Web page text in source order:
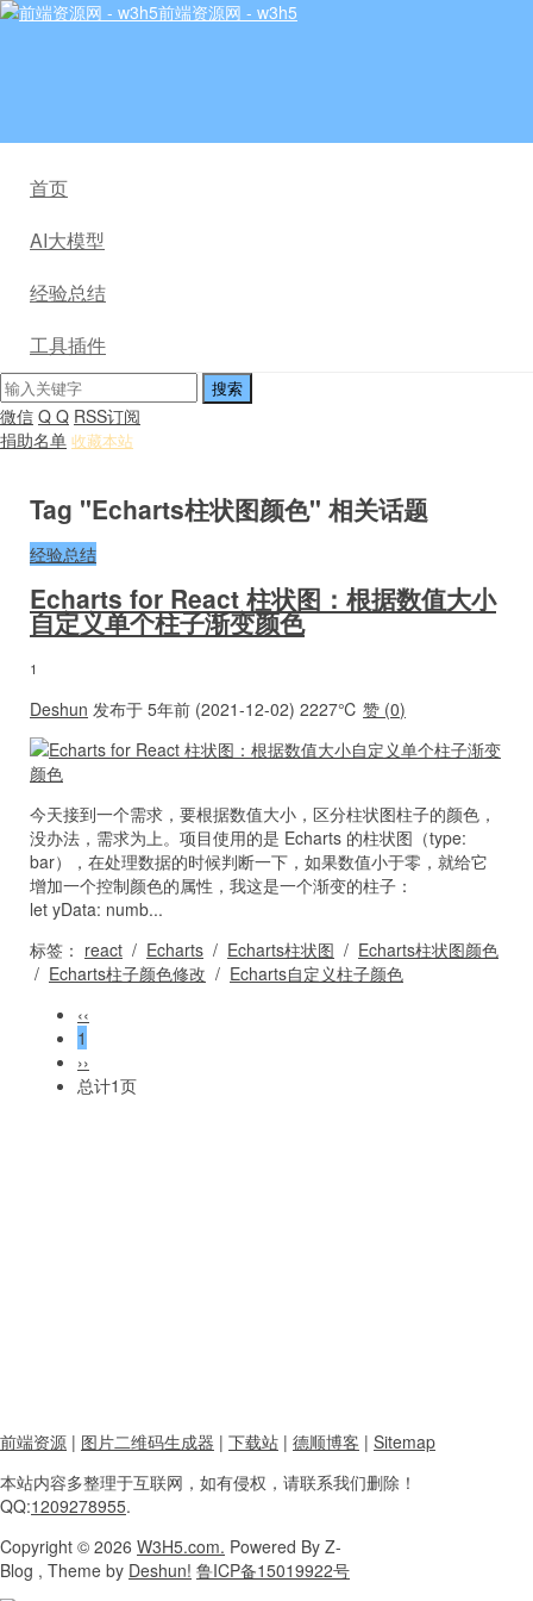
前端资源网 - w3h5
首页
AI大模型
经验总结
工具插件
微信 Q Q RSS订阅
捐助名单 收藏本站
Tag "Echarts柱状图颜色" 相关话题
经验总结
Echarts for React 柱状图：根据数值大小
自定义单个柱子渐变颜色
1
Deshun 发布于 5年前 (2021-12-02) 2227℃ 赞 (0)
今天接到一个需求，要根据数值大小，区分柱状图柱子的颜色，
没办法，需求为上。项目使用的是 Echarts 的柱状图（type:
bar），在处理数据的时候判断一下，如果数值小于零，就给它
增加一个控制颜色的属性，我这是一个渐变的柱子：
let yData: numb...
标签： react / Echarts / Echarts柱状图 / Echarts柱状图颜色
/ Echarts柱子颜色修改 / Echarts自定义柱子颜色
‹‹
1
››
总计1页
前端资源 | 图片二维码生成器 | 下载站 | 德顺博客 | Sitemap
本站内容多整理于互联网， 如有侵权，请联系我们删除！
QQ:1209278955.
Copyright © 2026 W3H5.com. Powered By Z-
Blog , Theme by Deshun! 鲁ICP备15019922号